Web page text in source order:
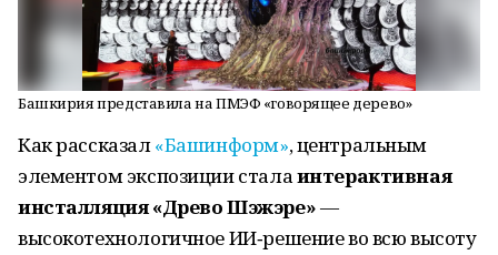
Башкирия представила на ПМЭФ «говорящее дерево»
Как рассказал«Башинформ», центральным
элементом экспозиции сталаинтерактивная
инсталляция «Древо Шэжэре»—
высокотехнологичное ИИ‑решение во всю высоту